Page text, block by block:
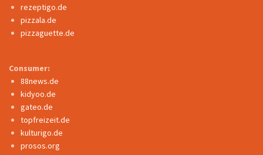
rezeptigo.de
pizzala.de
pizzaguette.de
Consumer:
88news.de
kidyoo.de
gateo.de
topfreizeit.de
kulturigo.de
prosos.org